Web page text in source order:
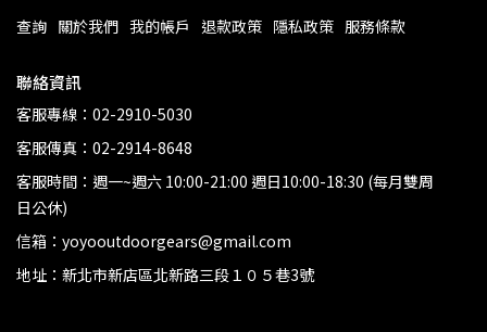
查詢 關於我們 我的帳戶 退款政策 隱私政策 服務條款
聯絡資訊
客服專線：02-2910-5030
客服傳真：02-2914-8648
客服時間：週一~週六 10:00-21:00 週日10:00-18:30 (每月雙周
日公休)
信箱：yoyooutdoorgears@gmail.com
地址：新北市新店區北新路三段１０５巷3號